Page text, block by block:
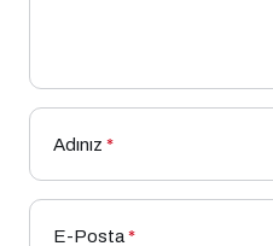
Adınız *
E-Posta*